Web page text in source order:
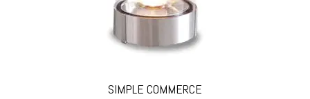
SIMPLE COMMERCE